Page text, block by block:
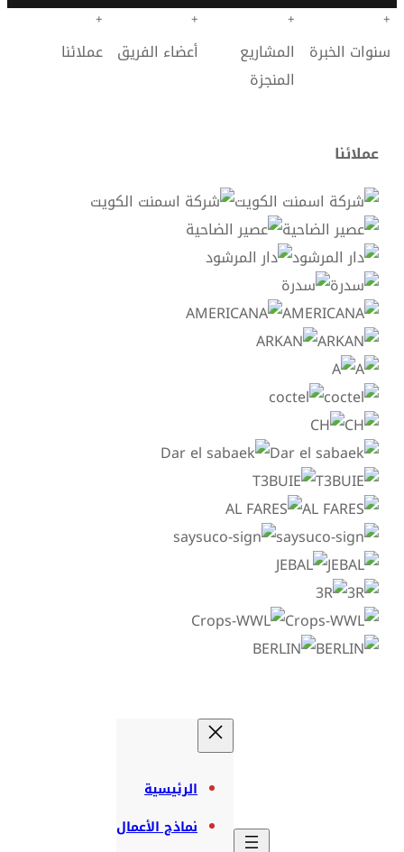
+
سنوات الخبرة
+
المشاريع
المنجزة
+
أعضاء الفريق
+
عملائنا
عملائنا
الرئيسية
نماذج الأعمال